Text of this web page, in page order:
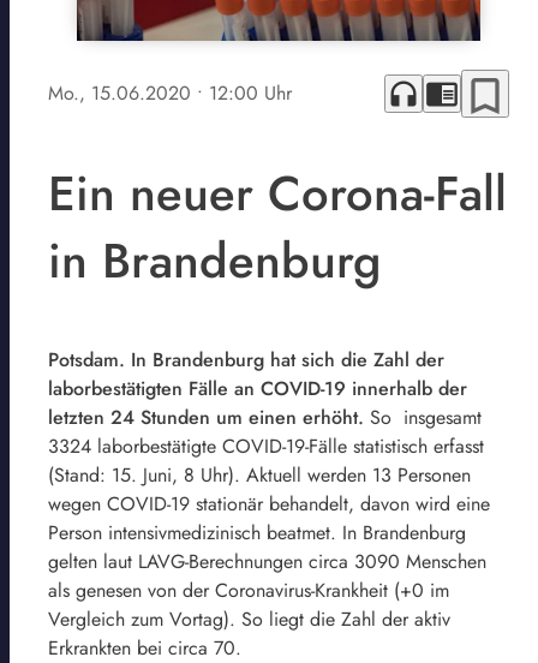
Mo., 15.06.2020 • 12:00 Uhr headphones chrome_reader_mode bookmark_border
Ein neuer Corona-Fall
in Brandenburg
Potsdam. In Brandenburg hat sich die Zahl der
laborbestätigten Fälle an COVID-19 innerhalb der
letzten 24 Stunden um einen erhöht. So insgesamt
3324 laborbestätigte COVID-19-Fälle statistisch erfasst
(Stand: 15. Juni, 8 Uhr). Aktuell werden 13 Personen
wegen COVID-19 stationär behandelt, davon wird eine
Person intensivmedizinisch beatmet. In Brandenburg
gelten laut LAVG-Berechnungen circa 3090 Menschen
als genesen von der Coronavirus-Krankheit (+0 im
Vergleich zum Vortag). So liegt die Zahl der aktiv
Erkrankten bei circa 70.